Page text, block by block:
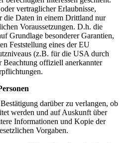
vertraglicher Erlaubnisse,
die Daten in einem Drittland nur
Voraussetzungen. D.h. die
Grundlage besonderer Garantien,
Feststellung eines der EU
(z.B. für die USA durch
Beachtung offiziell anerkannter
darüber zu verlangen, ob
werden und auf Auskunft über
Informationen und Kopie der
Vorgaben.